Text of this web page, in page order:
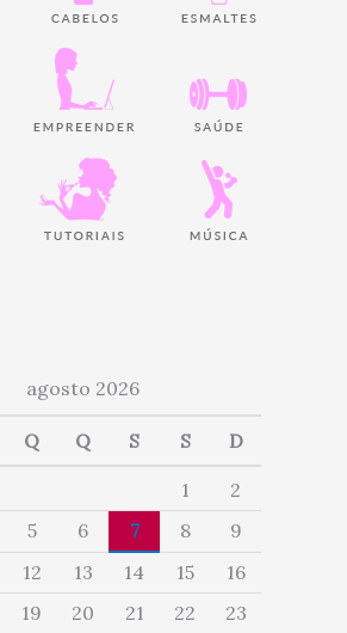
agosto 2026
Q Q S S D
1
2
5 6 7 8
9
12 13 14 15
16
19 20 21 22
23